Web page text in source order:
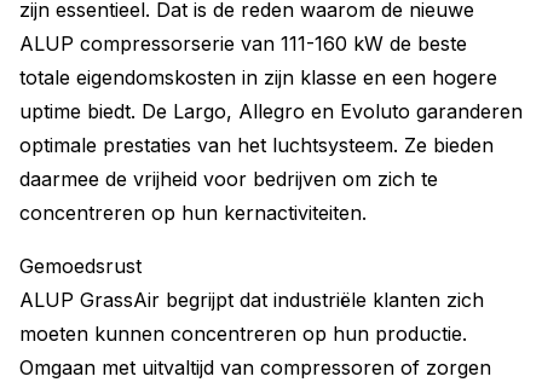
zijn essentieel. Dat is de reden waarom de nieuwe
ALUP compressorserie van 111-160 kW de beste
totale eigendomskosten in zijn klasse en een hogere
uptime biedt. De Largo, Allegro en Evoluto garanderen
optimale prestaties van het luchtsysteem. Ze bieden
daarmee de vrijheid voor bedrijven om zich te
concentreren op hun kernactiviteiten.
Gemoedsrust
ALUP GrassAir begrijpt dat industriële klanten zich
moeten kunnen concentreren op hun productie.
Omgaan met uitvaltijd van compressoren of zorgen